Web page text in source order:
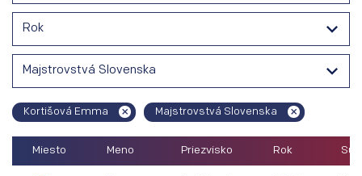
Rok
Majstrovstvá Slovenska
Kortišová Emma Majstrovstvá Slovenska
Miesto Meno Priezvisko Rok